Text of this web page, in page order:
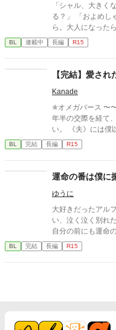
「シャル、大きく
る？」 「およめしゃん？」 「うん。おれ、シャルが大好きだか
ら。大人になったら、け
もリュシーしゃま
✩ ✩ 幼き日に交わした『約束』。その約束が果たされたの
から三年。リュシ
てが狂っていく――。 ――――――――――― ✻男
い、αとΩしかいな
きません。 ✻独自
毎日更新。その後
更新、遅筆なので
とうございます😊
BL 連載中 長編 R15
【完結】愛さ
Kanade
✯オメガバース 〜〜〜〜〜〜〜〜〜〜〜〜〜〜〜 お見合いから一
年半の交際を経て、結婚(番
い。 《夫》には僕以外の『番』がいる。 ねぇ、どうしてなの？
一目惚れだって言ったじゃない。 愛
ないか。 ねぇ、僕はもう要らないの…？ 独りで過ごす『発情期』
を他サイトにて投
BL 完結 長編 R15
運命の番は僕に
ゆうに
大好きだったアル
い、泣く泣く別れ
自分の前にも運命
ガひとりの生活は
を決心する。 ネッ
BL 完結 長編 R15